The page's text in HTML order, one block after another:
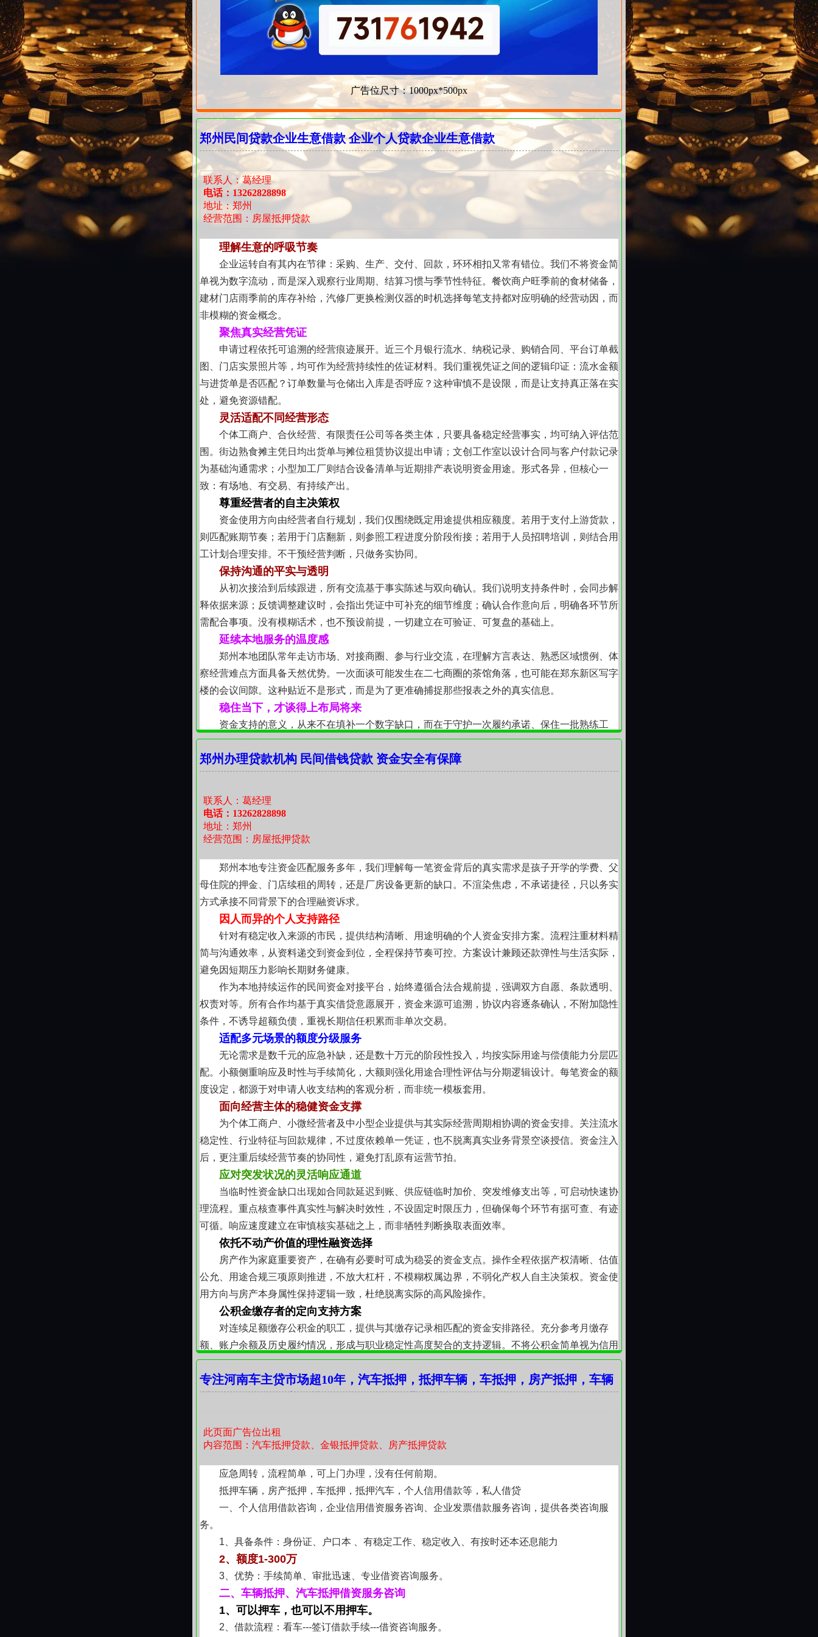
广告位尺寸：1000px*500px
郑州民间贷款企业生意借款 企业个人贷款企业生意借款
联系人：葛经理
电话：13262828898
地址：郑州
经营范围：房屋抵押贷款
理解生意的呼吸节奏
企业运转自有其内在节律：采购、生产、交付、回款，环环相扣又常有错位。我们不将资金简
单视为数字流动，而是深入观察行业周期、结算习惯与季节性特征。餐饮商户旺季前的食材储备，
建材门店雨季前的库存补给，汽修厂更换检测仪器的时机选择每笔支持都对应明确的经营动因，而
非模糊的资金概念。
聚焦真实经营凭证
申请过程依托可追溯的经营痕迹展开。近三个月银行流水、纳税记录、购销合同、平台订单截
图、门店实景照片等，均可作为经营持续性的佐证材料。我们重视凭证之间的逻辑印证：流水金额
与进货单是否匹配？订单数量与仓储出入库是否呼应？这种审慎不是设限，而是让支持真正落在实
处，避免资源错配。
灵活适配不同经营形态
个体工商户、合伙经营、有限责任公司等各类主体，只要具备稳定经营事实，均可纳入评估范
围。街边熟食摊主凭日均出货单与摊位租赁协议提出申请；文创工作室以设计合同与客户付款记录
为基础沟通需求；小型加工厂则结合设备清单与近期排产表说明资金用途。形式各异，但核心一
致：有场地、有交易、有持续产出。
尊重经营者的自主决策权
资金使用方向由经营者自行规划，我们仅围绕既定用途提供相应额度。若用于支付上游货款，
则匹配账期节奏；若用于门店翻新，则参照工程进度分阶段衔接；若用于人员招聘培训，则结合用
工计划合理安排。不干预经营判断，只做务实协同。
保持沟通的平实与透明
从初次接洽到后续跟进，所有交流基于事实陈述与双向确认。我们说明支持条件时，会同步解
释依据来源；反馈调整建议时，会指出凭证中可补充的细节维度；确认合作意向后，明确各环节所
需配合事项。没有模糊话术，也不预设前提，一切建立在可验证、可复盘的基础上。
延续本地服务的温度感
郑州本地团队常年走访市场、对接商圈、参与行业交流，在理解方言表达、熟悉区域惯例、体
察经营难点方面具备天然优势。一次面谈可能发生在二七商圈的茶馆角落，也可能在郑东新区写字
楼的会议间隙。这种贴近不是形式，而是为了更准确捕捉那些报表之外的真实信息。
稳住当下，才谈得上布局将来
资金支持的意义，从来不在填补一个数字缺口，而在于守护一次履约承诺、保住一批熟练工
人、延续一段客户信任。当一家社区打印店按时交付毕业纪念册，当一家五金铺准时为工地配送紧
固件，当一家烘焙坊如期完成节日订单这些微小的“如期”，正是城市经济肌理得以强韧的根基。我
郑州办理贷款机构 民间借钱贷款 资金安全有保障
联系人：葛经理
电话：13262828898
地址：郑州
经营范围：房屋抵押贷款
郑州本地专注资金匹配服务多年，我们理解每一笔资金背后的真实需求是孩子开学的学费、父
母住院的押金、门店续租的周转，还是厂房设备更新的缺口。不渲染焦虑，不承诺捷径，只以务实
方式承接不同背景下的合理融资诉求。
因人而异的个人支持路径
针对有稳定收入来源的市民，提供结构清晰、用途明确的个人资金安排方案。流程注重材料精
简与沟通效率，从资料递交到资金到位，全程保持节奏可控。方案设计兼顾还款弹性与生活实际，
避免因短期压力影响长期财务健康。
作为本地持续运作的民间资金对接平台，始终遵循合法合规前提，强调双方自愿、条款透明、
权责对等。所有合作均基于真实借贷意愿展开，资金来源可追溯，协议内容逐条确认，不附加隐性
条件，不诱导超额负债，重视长期信任积累而非单次交易。
适配多元场景的额度分级服务
无论需求是数千元的应急补缺，还是数十万元的阶段性投入，均按实际用途与偿债能力分层匹
配。小额侧重响应及时性与手续简化，大额则强化用途合理性评估与分期逻辑设计。每笔资金的额
度设定，都源于对申请人收支结构的客观分析，而非统一模板套用。
面向经营主体的稳健资金支撑
为个体工商户、小微经营者及中小型企业提供与其实际经营周期相协调的资金安排。关注流水
稳定性、行业特征与回款规律，不过度依赖单一凭证，也不脱离真实业务背景空谈授信。资金注入
后，更注重后续经营节奏的协同性，避免打乱原有运营节拍。
应对突发状况的灵活响应通道
当临时性资金缺口出现如合同款延迟到账、供应链临时加价、突发维修支出等，可启动快速协
理流程。重点核查事件真实性与解决时效性，不设固定时限压力，但确保每个环节有据可查、有迹
可循。响应速度建立在审慎核实基础之上，而非牺牲判断换取表面效率。
依托不动产价值的理性融资选择
房产作为家庭重要资产，在确有必要时可成为稳妥的资金支点。操作全程依据产权清晰、估值
公允、用途合规三项原则推进，不放大杠杆，不模糊权属边界，不弱化产权人自主决策权。资金使
用方向与房产本身属性保持逻辑一致，杜绝脱离实际的高风险操作。
公积金缴存者的定向支持方案
对连续足额缴存公积金的职工，提供与其缴存记录相匹配的资金安排路径。充分参考月缴存
额、账户余额及历史履约情况，形成与职业稳定性高度契合的支持逻辑。不将公积金简单视为信用
背书，而是结合其反映的长期就业状态，构建更具延续性的资金规划视角。
所有服务均以郑州本地生活现实为出发点，尊重不同群体的经济节奏与决策习惯。没有标准化
发商，只做值得托付的本地协作方。
专注河南车主贷市场超10年，汽车抵押，抵押车辆，车抵押，房产抵押，车辆
此页面广告位出租
内容范围：汽车抵押贷款、金银抵押贷款、房产抵押贷款
应急周转，流程简单，可上门办理，没有任何前期。
抵押车辆，房产抵押，车抵押，抵押汽车，个人信用借款等，私人借贷
一、个人信用借款咨询，企业信用借资服务咨询、企业发票借款服务咨询，提供各类咨询服
务。
1、具备条件：身份证、户口本 、有稳定工作、稳定收入、有按时还本还息能力
2、额度1-300万
3、优势：手续简单、审批迅速、专业借资咨询服务。
二、车辆抵押、汽车抵押借资服务咨询
1、可以押车，也可以不用押车。
2、借款流程：看车---签订借款手续---借资咨询服务。